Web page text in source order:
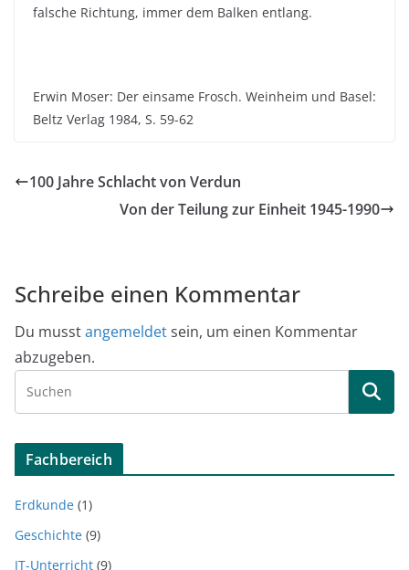
falsche Richtung, immer dem Balken entlang.
Erwin Moser: Der einsame Frosch. Weinheim und Basel:
Beltz Verlag 1984, S. 59-62
100 Jahre Schlacht von Verdun
Von der Teilung zur Einheit 1945-1990
Schreibe einen Kommentar
Du musstangemeldetsein, um einen Kommentar
abzugeben.
Fachbereich
Erdkunde (1)
Geschichte (9)
IT-Unterricht (9)